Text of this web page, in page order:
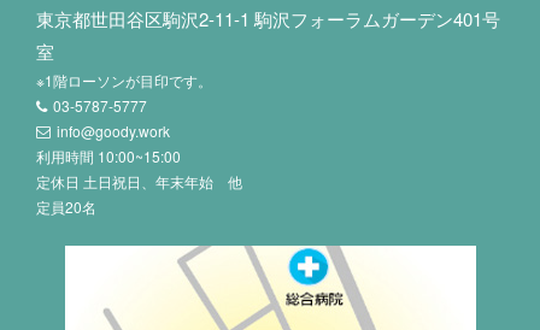
東京都世田谷区駒沢2-11-1 駒沢フォーラムガーデン401号
室
※1階ローソンが目印です。
03-5787-5777
info@goody.work
利用時間 10:00~15:00
定休日 土日祝日、年末年始 他
定員20名